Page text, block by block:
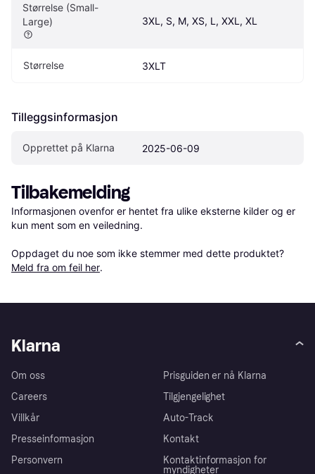
Størrelse (Small-
Large)
3XL, S, M, XS, L, XXL, XL
Størrelse 3XLT
Tilleggsinformasjon
Opprettet på Klarna 2025-06-09
Tilbakemelding
Informasjonen ovenfor er hentet fra ulike eksterne kilder og er
kun ment som en veiledning.
Oppdaget du noe som ikke stemmer med dette produktet?
Meld fra om feil her.
Klarna
Om oss
Careers
Villkår
Presseinformasjon
Personvern
Prisguiden er nå Klarna
Tilgjengelighet
Auto-Track
Kontakt
Kontaktinformasjon for
myndigheter